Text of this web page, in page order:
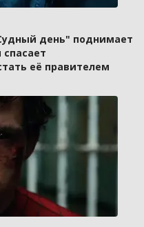
день" поднимает
её правителем